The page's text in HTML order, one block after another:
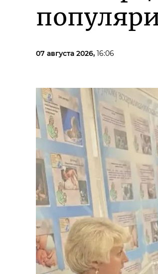
07 августа 2026, 16:06